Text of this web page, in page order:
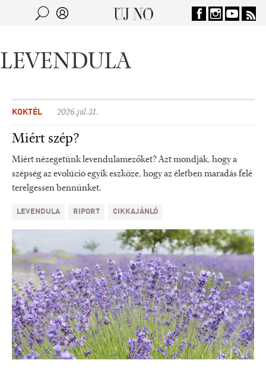
Jump to navigation
LEVENDULA
KOKTÉL 2026.júl.31.
Miért szép?
Miért nézegetünk levendulamezőket? Azt mondják, hogy a
szépség az evolúció egyik eszköze, hogy az életben maradás felé
terelgessen bennünket.
LEVENDULA RIPORT CIKKAJÁNLÓ